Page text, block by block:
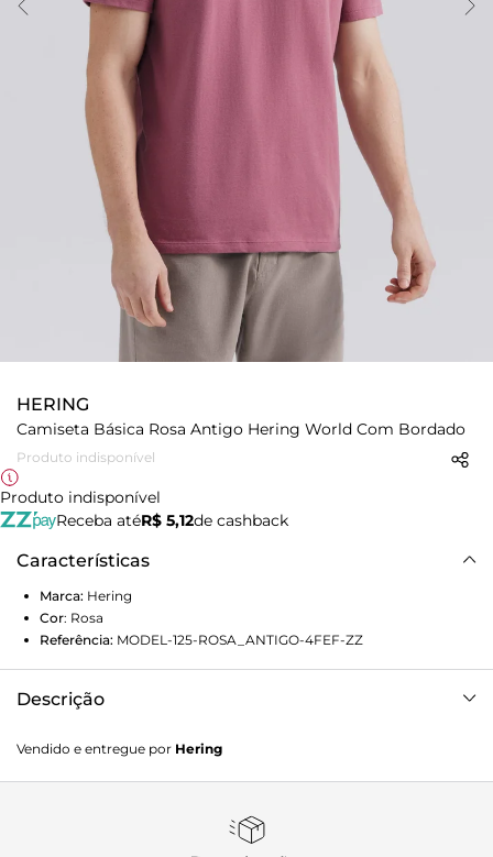
HERING
Camiseta Básica Rosa Antigo Hering World Com Bordado
Produto indisponível
Produto indisponível
Receba atéR$ 5,12de cashback
Características
Marca: Hering
Cor: Rosa
Referência: MODEL-125-ROSA_ANTIGO-4FEF-ZZ
Descrição
essencial para se ter no armário. Com toque macio e alta
qualidade, ela foi feita para durar por muito tempo. Sua
versão com bordado de peixinho no peito traz mais estilo
Vendido e entregue por Hering